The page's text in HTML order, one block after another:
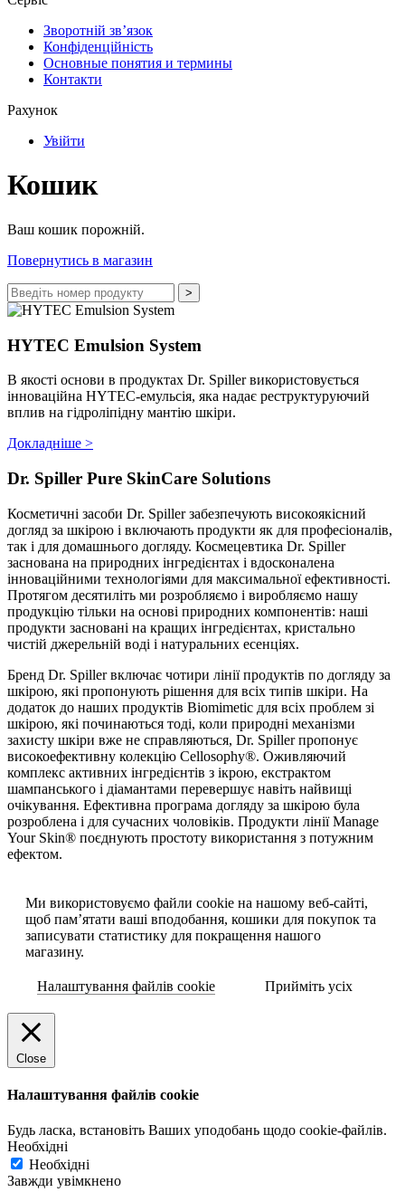
Зворотній зв’язок
Конфіденційність
Основные понятия и термины
Контакти
Рахунок
Увійти
Кошик
Ваш кошик порожній.
Повернутись в магазин
HYTEC Emulsion System
В якості основи в продуктах Dr. Spiller використовується
інноваційна HYTEC-емульсія, яка надає реструктуруючий
вплив на гідроліпідну мантію шкіри.
Докладніше >
Dr. Spiller Pure SkinCare Solutions
Косметичні засоби Dr. Spiller забезпечують високоякісний
догляд за шкірою і включають продукти як для професіоналів,
так і для домашнього догляду. Космецевтика Dr. Spiller
заснована на природних інгредієнтах і вдосконалена
інноваційними технологіями для максимальної ефективності.
Протягом десятиліть ми розробляємо і виробляємо нашу
продукцію тільки на основі природних компонентів: наші
продукти засновані на кращих інгредієнтах, кристально
чистій джерельній воді і натуральних есенціях.
Бренд Dr. Spiller включає чотири лінії продуктів по догляду за
шкірою, які пропонують рішення для всіх типів шкіри. На
додаток до наших продуктів Biomimetic для всіх проблем зі
шкірою, які починаються тоді, коли природні механізми
захисту шкіри вже не справляються, Dr. Spiller пропонує
високоефективну колекцію Cellosophy®. Оживляючий
комплекс активних інгредієнтів з ікрою, екстрактом
шампанського і діамантами перевершує навіть найвищі
очікування. Ефективна програма догляду за шкірою була
розроблена і для сучасних чоловіків. Продукти лінії Manage
Your Skin® поєднують простоту використання з потужним
ефектом.
Ми використовуємо файли cookie на нашому веб-сайті,
щоб пам’ятати ваші вподобання, кошики для покупок та
записувати статистику для покращення нашого
магазину.
Налаштування файлів cookie Прийміть усіх
Close
Налаштування файлів cookie
Будь ласка, встановіть Ваших уподобань щодо cookie-файлів.
Необхідні
Необхідні
Завжди увімкнено